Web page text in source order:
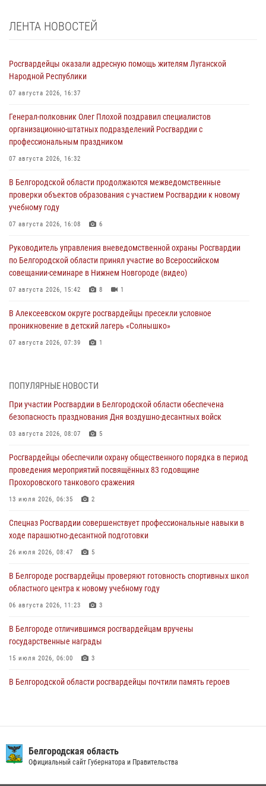
ЛЕНТА НОВОСТЕЙ
Росгвардейцы оказали адресную помощь жителям Луганской
Народной Республики
07 августа 2026, 16:37
Генерал-полковник Олег Плохой поздравил специалистов
организационно-штатных подразделений Росгвардии с
профессиональным праздником
07 августа 2026, 16:32
В Белгородской области продолжаются межведомственные
проверки объектов образования с участием Росгвардии к новому
учебному году
07 августа 2026, 16:08 6
Руководитель управления вневедомственной охраны Росгвардии
по Белгородской области принял участие во Всероссийском
совещании-семинаре в Нижнем Новгороде (видео)
07 августа 2026, 15:42 8 1
В Алексеевском округе росгвардейцы пресекли условное
проникновение в детский лагерь «Солнышко»
07 августа 2026, 07:39 1
Подвиги героев‑росгвардейцев увековечили в новой музейной
экспозиции белгородского музея‑диорамы «Курская битва.
06 августа 2026, 12:05 3
В Белгороде росгвардейцы проверяют готовность спортивных школ
областного центра к новому учебному году
Росгвардия обеспечила общественную безопасность празднования
83-й годовщины освобождения г. Белгорода от немецко -
06 августа 2026, 06:54 3
Офицеры Росгвардии и ветераны войск правопорядка почтили
05 августа 2026, 17:12 2
ПОПУЛЯРНЫЕ НОВОСТИ
При участии Росгвардии в Белгородской области обеспечена
безопасность празднования Дня воздушно-десантных войск
03 августа 2026, 08:07 5
Росгвардейцы обеспечили охрану общественного порядка в период
проведения мероприятий посвящённых 83 годовщине
Прохоровского танкового сражения
13 июля 2026, 06:35 2
Спецназ Росгвардии совершенствует профессиональные навыки в
ходе парашютно-десантной подготовки
26 июля 2026, 08:47 5
В Белгороде росгвардейцы проверяют готовность спортивных школ
областного центра к новому учебному году
06 августа 2026, 11:23 3
В Белгороде отличившимся росгвардейцам вручены
государственные награды
15 июля 2026, 06:00 3
В Белгородской области росгвардейцы почтили память героев
беседу по профилактике аварийности
09 июля 2026, 10:07
Белгородская область
Официальный сайт Губернатора и Правительства